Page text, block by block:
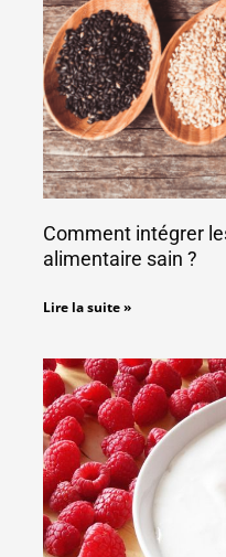
Comment intégrer
alimentaire sain ?
Lire la suite »